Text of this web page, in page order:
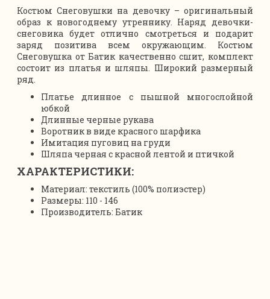
Костюм Снеговушки на девочку – оригинальный
образ к новогоднему утреннику. Наряд девочки-
снеговика будет отлично смотреться и подарит
заряд позитива всем окружающим. Костюм
Снеговушка от Батик качественно сшит, комплект
состоит из платья и шляпы. Широкий размерный
ряд.
Платье длинное с пышной многослойной
юбкой
Длинные черные рукава
Воротник в виде красного шарфика
Имитация пуговиц на груди
Шляпа черная с красной лентой и птичкой
ХАРАКТЕРИСТИКИ:
Материал: текстиль (100% полиэстер)
Размеры: 110 - 146
Производитель: Батик